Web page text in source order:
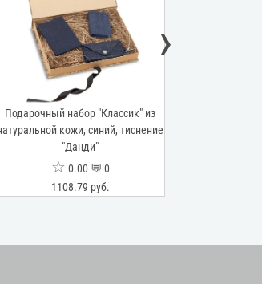
Подарочный набор "Классик" из
кожи, синий, тиснение
"Данди"
☆ 0.00 💬 0
1108.79 руб.
›